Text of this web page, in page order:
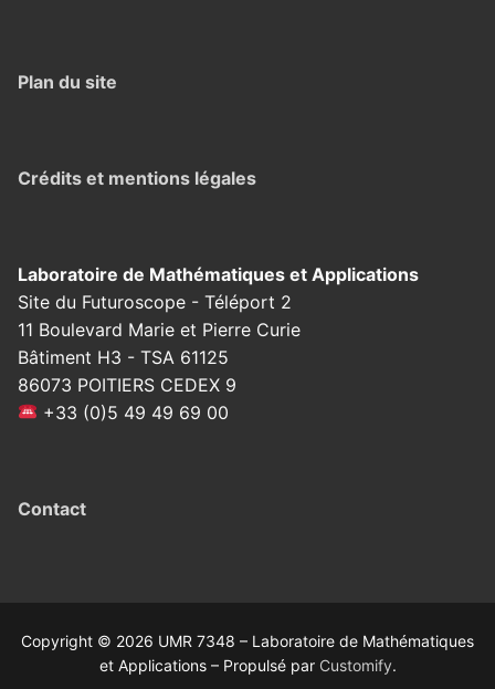
Plan du site
Crédits et mentions légales
Laboratoire de Mathématiques et Applications
Site du Futuroscope - Téléport 2
11 Boulevard Marie et Pierre Curie
Bâtiment H3 - TSA 61125
86073 POITIERS CEDEX 9
+33 (0)5 49 49 69 00
Contact
Copyright © 2026 UMR 7348 – Laboratoire de Mathématiques
et Applications – Propulsé par Customify.